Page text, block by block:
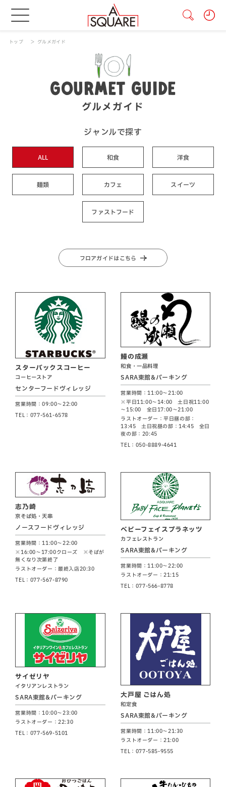
トップ グルメガイド
GOURMET GUIDE
グルメガイド
ジャンルで探す
ALL 和食 洋食
麺類 カフェ スイーツ
ファストフード
フロアガイドはこちら
スターバックスコーヒー
コーヒーストア
センターフードヴィレッジ
営業時間：09:00～22:00
TEL：077-561-6578
鰻の成瀬
和食・一品料理
SARA東館&パーキング
営業時間：11:00～21:00
※平日11:00～14:00 土日祝11:00
～15:00 全日17:00～21:00
ラストオーダー：平日昼の部：
13:45 土日祝昼の部：14:45 全日
夜の部：20:45
TEL：050-8889-4641
志乃崎
京そば処・天串
ノースフードヴィレッジ
営業時間：11:00～22:00
※16:00～17:00クローズ ※そばが
無くなり次第終了
ラストオーダー：最終入店20:30
TEL：077-567-8790
ベビーフェイスプラネッツ
カフェレストラン
SARA東館&パーキング
営業時間：11:00～22:00
ラストオーダー：21:15
TEL：077-566-8778
サイゼリヤ
イタリアンレストラン
SARA東館&パーキング
営業時間：10:00～23:00
ラストオーダー：22:30
TEL：077-569-5101
大戸屋 ごはん処
和定食
SARA東館&パーキング
営業時間：11:00～21:30
ラストオーダー：21:00
TEL：077-585-9555